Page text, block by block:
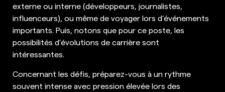
externe ou interne (développeurs, journalistes,
influenceurs), ou même de voyager lors d’événements
importants. Puis, notons que pour ce poste, les
possibilités d’évolutions de carrière sont
intéressantes.
Concernant les défis, préparez-vous à un rythme
souvent intense avec pression élevée lors des